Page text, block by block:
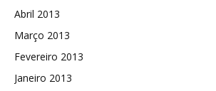
Abril 2013
Março 2013
Fevereiro 2013
Janeiro 2013